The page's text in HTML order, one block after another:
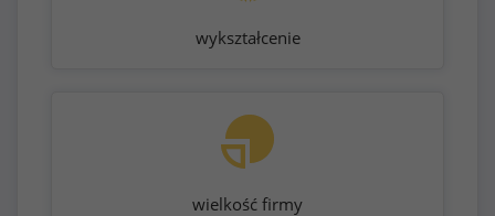
wykształcenie
wielkość firmy